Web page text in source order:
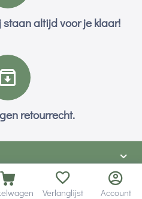
altijd voor je klaar!
retourrecht.
Verlanglijst Account